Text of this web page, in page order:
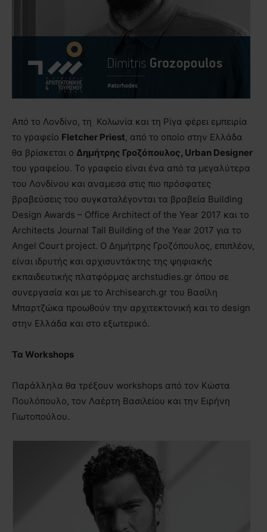
Από το Λονδίνο, τη Κολωνία και τη Ρίγα φέρει εμπειρία
το γραφείο Fletcher Priest, από το οποίο στην Ελλάδα
θα βρίσκεται ο Δημήτρης Γροζόπουλος, Urban Designer
του γραφείου. Το γραφείο είναι ένα από τα μεγαλύτερα
του Λονδίνου και αναμεσα στις πιο πρόσφατες
βραβεύσεις του συγκαταλέγονται τα βραβεία Building
Design Awards – Office Architect of the Year 2017 και το
Architects Journal Tall Building of the Year 2017 για το
Angel Court project. Ο Δημήτρης Γροζόπουλος, επιπλέον,
είναι ιδρυτής και αρχισυντάκτης της ψηφιακής
εκπαιδευτικής πλατφόρμας archstudies.gr όπου σε
συνεργασία και με το Archisearch.gr του Βασίλη
Μπαρτζώκα προωθούν την αρχιτεκτονική και το design
στην Ελλάδα και στο εξωτερικό.
Τα Workshops
Παράλληλα θα τρέξουν workshops από τον Κώστα
Πουλόπουλο, τον Λαέρτη Βασιλείου και την Ειρήνη
Γιωτοπούλου.